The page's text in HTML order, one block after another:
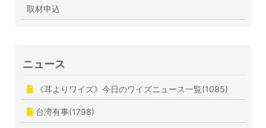
取材申込
ニュース
《耳よりワイズ》今日のワイズニュース一覧(1085)
台湾有事(1798)